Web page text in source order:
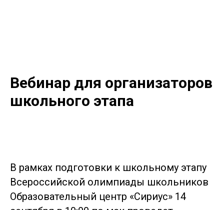
Вебинар для организаторов
школьного этапа
В рамках подготовки к школьному этапу
Всероссийской олимпиады школьников
Образовательный центр «Сириус» 14